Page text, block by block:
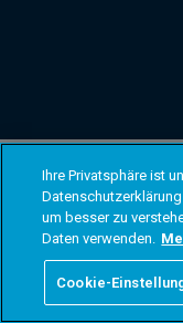
Ihre Privatsphäre ist
um besser zu
Daten verwenden.
Cookie-